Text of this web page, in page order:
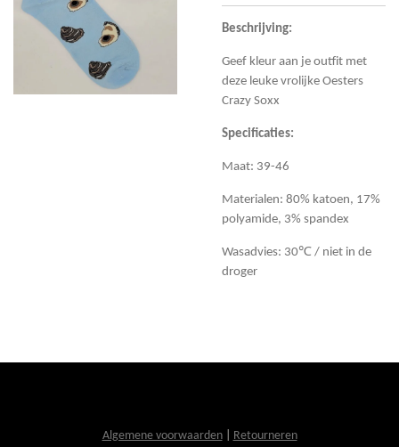
Beschrijving:
Geef kleur aan je outfit met
deze leuke vrolijke Oesters
Crazy Soxx
Specificaties:
Maat: 39-46
Materialen: 80% katoen, 17%
polyamide, 3% spandex
Wasadvies: 30℃ / niet in de
droger
Algemene voorwaarden| Retourneren